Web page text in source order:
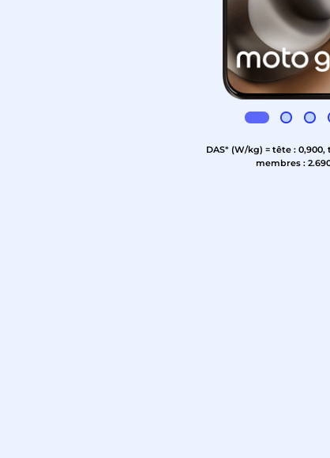
DAS*(W/kg) = tête : 0,900,
membres :